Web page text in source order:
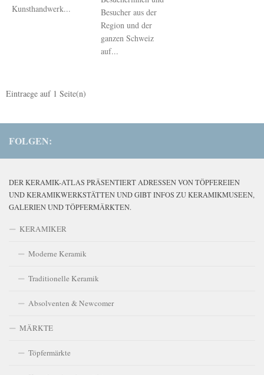
Kunsthandwerk...
Besucher aus der
Region und der
ganzen Schweiz
auf...
Eintraege auf 1 Seite(n)
FOLGEN:
DER KERAMIK-ATLAS PRÄSENTIERT ADRESSEN VON TÖPFEREIEN
UND KERAMIKWERKSTÄTTEN UND GIBT INFOS ZU KERAMIKMUSEEN,
GALERIEN UND TÖPFERMÄRKTEN.
KERAMIKER
Moderne Keramik
Traditionelle Keramik
Absolventen & Newcomer
MÄRKTE
Töpfermärkte